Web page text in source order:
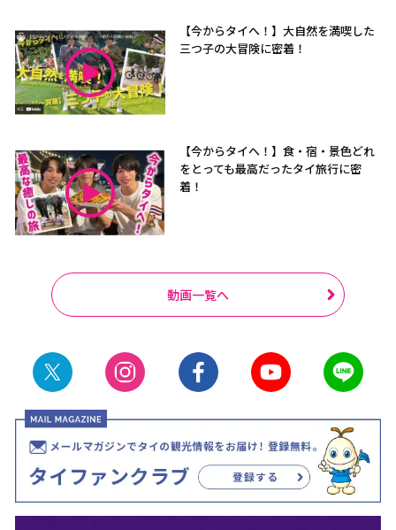
【今からタイへ！】大自然を満喫した
三つ子の大冒険に密着！
【今からタイへ！】食・宿・景色どれ
をとっても最高だったタイ旅行に密
着！
動画一覧へ